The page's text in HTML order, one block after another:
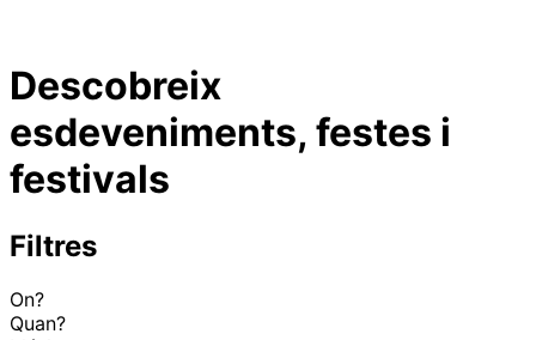
Suport al participantHe perdut la meva entrada
Login Promoure esdeveniment
Descobreix
esdeveniments, festes i
festivals
Filtres
On?
Quan?